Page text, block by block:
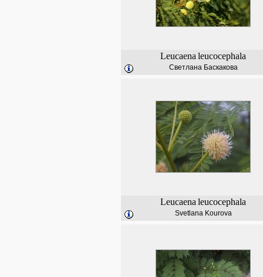
Leucaena leucocephala
Светлана Баскакова
Leucaena leucocephala
Svetlana Kourova